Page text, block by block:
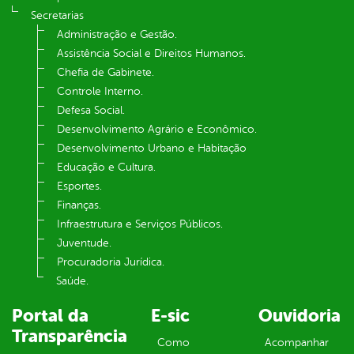
Secretarias
Administração e Gestão.
Assistência Social e Direitos Humanos.
Chefia de Gabinete.
Controle Interno.
Defesa Social.
Desenvolvimento Agrário e Econômico.
Desenvolvimento Urbano e Habitação
Educação e Cultura.
Esportes.
Finanças.
Infraestrutura e Serviços Públicos.
Juventude.
Procuradoria Jurídica.
Saúde.
Portal da
Transparência
E-sic
Como
Ouvidoria
Acompanhar